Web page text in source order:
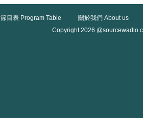
節目表 Program Table
關於我們 About us
Copyright 2026